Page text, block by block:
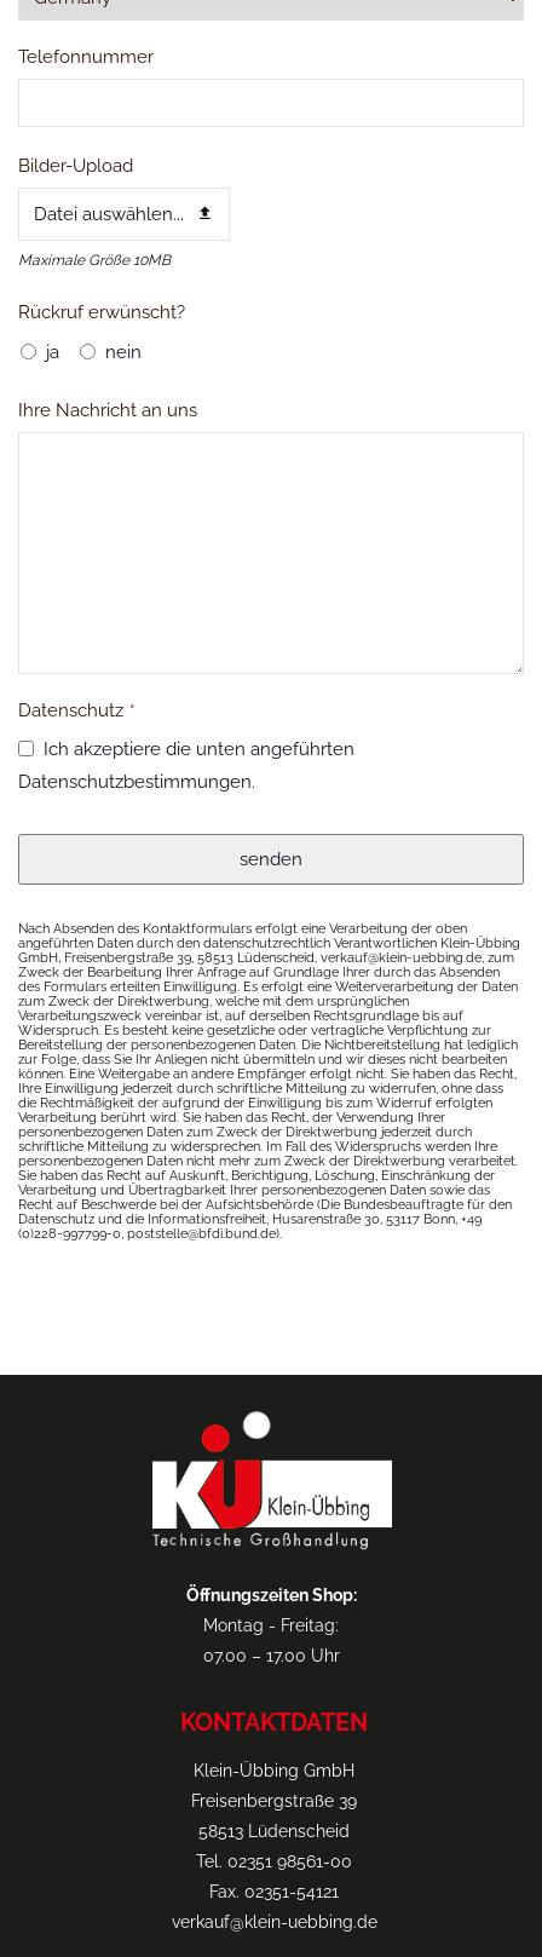
Telefonnummer
Bilder-Upload
Datei auswählen...
Maximale Größe 10MB
Rückruf erwünscht?
ja
nein
Ihre Nachricht an uns
Datenschutz *
Ich akzeptiere die unten angeführten
Datenschutzbestimmungen.
senden
Contact
Email *
Nach Absenden des Kontaktformulars erfolgt eine Verarbeitung der oben
angeführten Daten durch den datenschutzrechtlich Verantwortlichen Klein-Übbing
GmbH, Freisenbergstraße 39, 58513 Lüdenscheid, verkauf@klein-uebbing.de , zum
Zweck der Bearbeitung Ihrer Anfrage auf Grundlage Ihrer durch das Absenden
des Formulars erteilten Einwilligung. Es erfolgt eine Weiterverarbeitung der Daten
zum Zweck der Direktwerbung, welche mit dem ursprünglichen
Verarbeitungszweck vereinbar ist, auf derselben Rechtsgrundlage bis auf
Widerspruch. Es besteht keine gesetzliche oder vertragliche Verpflichtung zur
Bereitstellung der personenbezogenen Daten. Die Nichtbereitstellung hat lediglich
zur Folge, dass Sie Ihr Anliegen nicht übermitteln und wir dieses nicht bearbeiten
können. Eine Weitergabe an andere Empfänger erfolgt nicht. Sie haben das Recht,
Ihre Einwilligung jederzeit durch schriftliche Mitteilung zu widerrufen, ohne dass
die Rechtmäßigkeit der aufgrund der Einwilligung bis zum Widerruf erfolgten
Verarbeitung berührt wird. Sie haben das Recht, der Verwendung Ihrer
personenbezogenen Daten zum Zweck der Direktwerbung jederzeit durch
schriftliche Mitteilung zu widersprechen. Im Fall des Widerspruchs werden Ihre
personenbezogenen Daten nicht mehr zum Zweck der Direktwerbung verarbeitet.
Sie haben das Recht auf Auskunft, Berichtigung, Löschung, Einschränkung der
Verarbeitung und Übertragbarkeit Ihrer personenbezogenen Daten sowie das
Recht auf Beschwerde bei der Aufsichtsbehörde (Die Bundesbeauftragte für den
Datenschutz und die Informationsfreiheit, Husarenstraße 30, 53117 Bonn, +49
(0)228-997799-0, poststelle@bfdi.bund.de).
Öffnungszeiten Shop:
Montag - Freitag:
07.00 – 17.00 Uhr
KONTAKTDATEN
Klein-Übbing GmbH
Freisenbergstraße 39
58513 Lüdenscheid
Tel. 02351 98561-00
Fax. 02351-54121
verkauf@klein-uebbing.de